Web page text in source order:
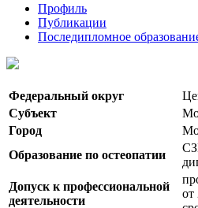
Профиль
Публикации
Последипломное
Федеральный округ
Субъект
Город
Образование по остеопатии
Допуск к профессиональной
деятельности
от